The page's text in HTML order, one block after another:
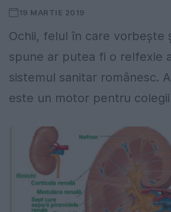
19 MARTIE 2019
Ochii, felul în care vorbește
spune ar putea fi o relfexie
sistemul sanitar românesc.
este un motor pentru colegii